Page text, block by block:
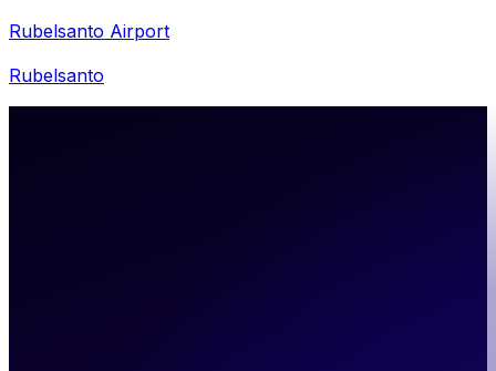
Rubelsanto Airport
Rubelsanto